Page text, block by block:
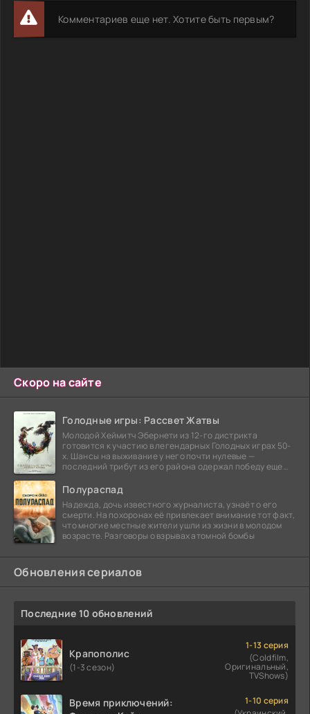
Скоро на сайте
Голодные игры: Рассвет Жатвы
Молодой Хеймитч Эбернети из 12-го дистрикта
готовится к участию в легендарных Голодных играх 50-
х. Шансы на выживание у него почти нулевые —
последний трибут из его района одержал победу еще
Полураспад
Надежда, дочь известного журналиста, узнаёт о его
смерти. На похоронах её привлекает внимание тот факт,
что многие местные жители ушли из жизни в молодом
возрасте. Разговоры о взрывах атомной бомбы
Обновления сериалов
Последние 10 обновлений
Крапополис
(1-3 сезон)
1-13 серия
(Coldfilm,
Оригинальный,
TVShows)
Время приключений:
1-10 серия
Комментариев еще нет. Хотите быть первым?